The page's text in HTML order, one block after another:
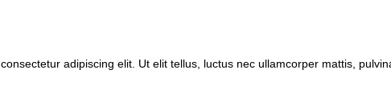
adipiscing elit. Ut elit tellus, luctus nec ullamcorper mattis,